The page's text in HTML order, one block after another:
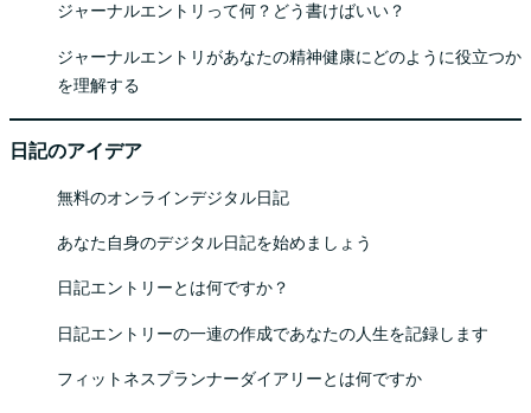
ジャーナルエントリって何？どう書けばいい？
ジャーナルエントリがあなたの精神健康にどのように役立つか
を理解する
日記のアイデア
無料のオンラインデジタル日記
あなた自身のデジタル日記を始めましょう
日記エントリーとは何ですか？
日記エントリーの一連の作成であなたの人生を記録します
フィットネスプランナーダイアリーとは何ですか